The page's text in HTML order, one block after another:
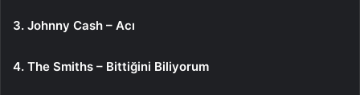
3. Johnny Cash – Acı
4. The Smiths – Bittiğini Biliyorum